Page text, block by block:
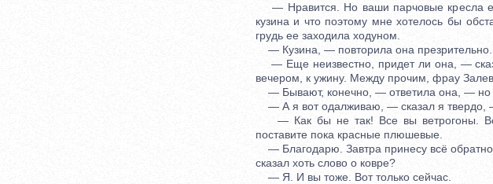
— Нравится. Но ваши парчовые кресла
кузина и что поэтому мне хотелось бы
грудь ее заходила ходуном.
— Кузина, — повторила она презрительно.
— Еще неизвестно, придет ли она, —
вечером, к ужину. Между прочим, фрау
— Бывают, конечно, — ответила она, — но
— А я вот одалживаю, — сказал я твердо,
— Как бы не так! Все вы ветрогоны.
поставите пока красные плюшевые.
— Благодарю. Завтра принесу всё
сказал хоть слово о ковре?
— Я. И вы тоже. Вот только сейчас.